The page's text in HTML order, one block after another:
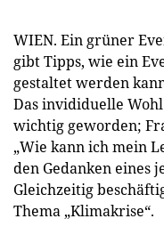
WIEN. Ein grüner
gibt Tipps, wie ein
gestaltet werden
Das invididuelle
wichtig geworden;
„Wie kann ich mein
den Gedanken eines
Gleichzeitig
Thema „Klimakrise“.